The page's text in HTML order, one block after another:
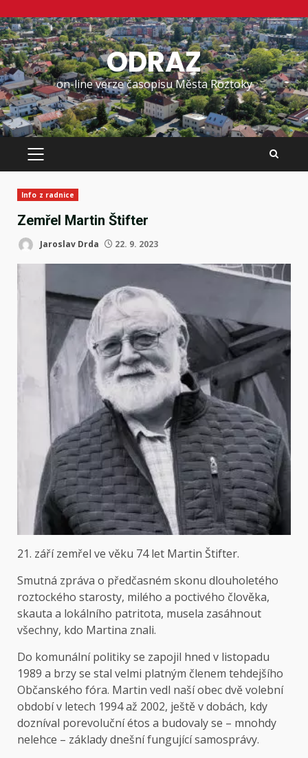
Skip
to
content
ODRAZ
on-line verze časopisu Města Roztoky
PRIMARY
Info z radnice
Zemřel Martin Štifter
Jaroslav Drda 22. 9. 2023
21. září zemřel ve věku 74 let Martin Štifter.
Smutná zpráva o předčasném skonu dlouholetého
roztockého starosty, milého a poctivého člověka,
skauta a lokálního patritota, musela zasáhnout
všechny, kdo Martina znali.
Do komunální politiky se zapojil hned v listopadu
1989 a brzy se stal velmi platným členem tehdejšího
Občanského fóra. Martin vedl naší obec dvě volební
období v letech 1994 až 2002, ještě v dobách, kdy
dozníval porevoluční étos a budovaly se – mnohdy
nelehce – základy dnešní fungující samosprávy.